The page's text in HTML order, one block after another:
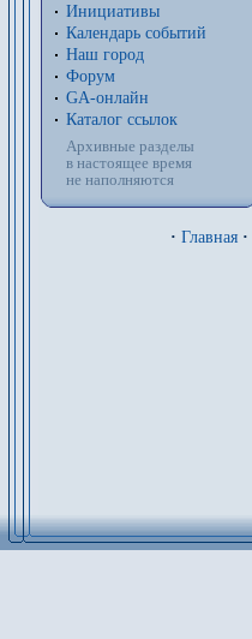
Инициативы
Календарь событий
Наш город
Форум
GA-онлайн
Каталог ссылок
Архивные разделы
в настоящее время
не наполняются
· Главная ·